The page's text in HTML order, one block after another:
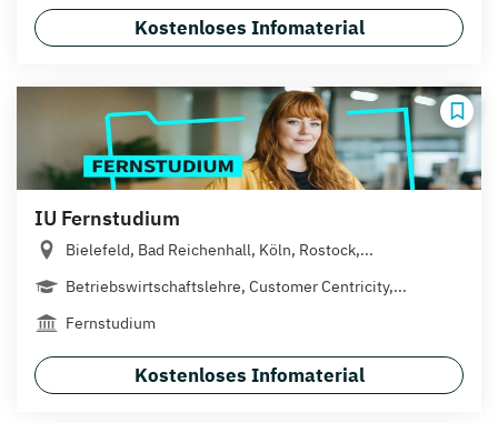
Kostenloses Infomaterial
IU Fernstudium
Bielefeld, Bad Reichenhall, Köln, Rostock,...
Betriebswirtschaftslehre, Customer Centricity,...
Fernstudium
Kostenloses Infomaterial